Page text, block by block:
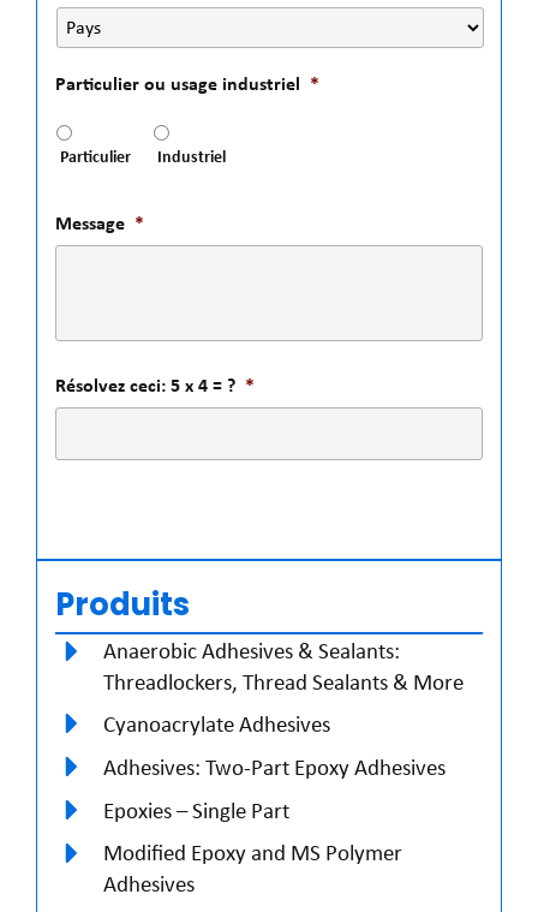
Particulier ou usage industriel *
Particulier Industriel
Message *
Résolvez ceci: 5 x 4 = ? *
Produits
Anaerobic Adhesives & Sealants:
Threadlockers, Thread Sealants & More
Cyanoacrylate Adhesives
Adhesives: Two-Part Epoxy Adhesives
Epoxies – Single Part
Modified Epoxy and MS Polymer
Adhesives